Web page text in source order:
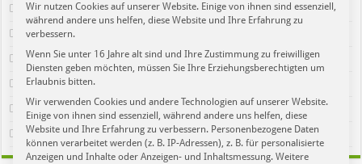
Neueste Sendung (102)
Pressekonferenz
Regionaler Sport (127)
Sendung (89)
SportPunkt Fanmagazin (101)
VORSPIEL – SportLokal(98)
Wir nutzen Cookies auf unserer Website. Einige von ihnen sind essenziell,
während andere uns helfen, diese Website und Ihre Erfahrung zu
verbessern.
Wenn Sie unter 16 Jahre alt sind und Ihre Zustimmung zu freiwilligen
Diensten geben möchten, müssen Sie Ihre Erziehungsberechtigten um
Erlaubnis bitten.
Wir verwenden Cookies und andere Technologien auf unserer Website.
Einige von ihnen sind essenziell, während andere uns helfen, diese
Website und Ihre Erfahrung zu verbessern. Personenbezogene Daten
können verarbeitet werden (z. B. IP-Adressen), z. B. für personalisierte
Anzeigen und Inhalte oder Anzeigen- und Inhaltsmessung. Weitere